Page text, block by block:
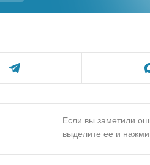
Если вы заметили
выделите ее и